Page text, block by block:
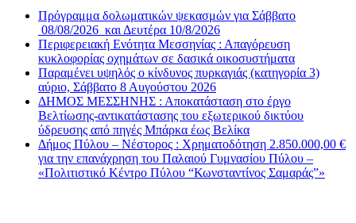
Πρόγραμμα δολωματικών ψεκασμών για Σάββατο
08/08/2026 και Δευτέρα 10/8/2026
Περιφερειακή Ενότητα Μεσσηνίας : Απαγόρευση
κυκλοφορίας οχημάτων σε δασικά οικοσυστήματα
Παραμένει υψηλός ο κίνδυνος πυρκαγιάς (κατηγορία 3)
αύριο, Σάββατο 8 Αυγούστου 2026
ΔΗΜΟΣ ΜΕΣΣΗΝΗΣ : Αποκατάσταση στο έργο
Βελτίωσης-αντικατάστασης του εξωτερικού δικτύου
ύδρευσης από πηγές Μπάρκα έως Βελίκα
Δήμος Πύλου – Νέστορος : Χρηματοδότηση 2.850.000,00 €
για την επανάχρηση του Παλαιού Γυμνασίου Πύλου –
«Πολιτιστικό Κέντρο Πύλου “Κωνσταντίνος Σαμαράς”»